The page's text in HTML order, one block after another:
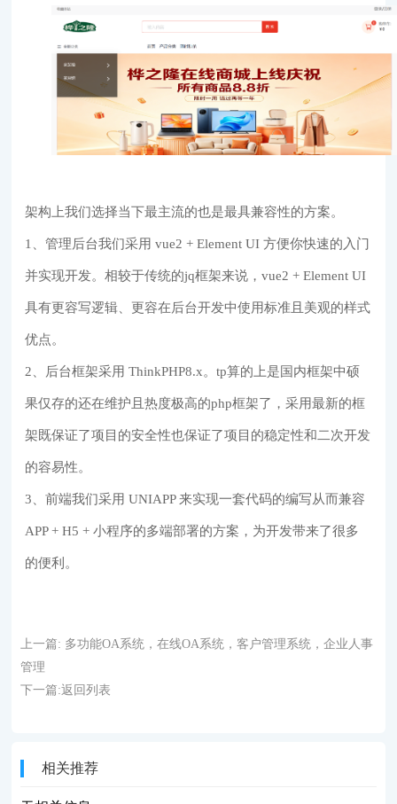
架构上我们选择当下最主流的也是最具兼容性的方案。
1、管理后台我们采用 vue2 + Element UI 方便你快速的入门
并实现开发。相较于传统的jq框架来说，vue2 + Element UI
具有更容写逻辑、更容在后台开发中使用标准且美观的样式
优点。
2、后台框架采用 ThinkPHP8.x。tp算的上是国内框架中硕
果仅存的还在维护且热度极高的php框架了，采用最新的框
架既保证了项目的安全性也保证了项目的稳定性和二次开发
的容易性。
3、前端我们采用 UNIAPP 来实现一套代码的编写从而兼容
APP + H5 + 小程序的多端部署的方案，为开发带来了很多
的便利。
上一篇: 多功能OA系统，在线OA系统，客户管理系统，企业人事
管理
下一篇:返回列表
相关推荐